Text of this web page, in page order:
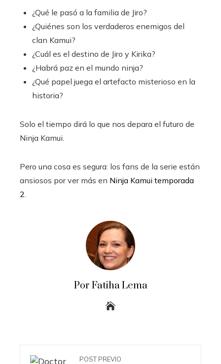
¿Qué le pasó a la familia de Jiro?
¿Quiénes son los verdaderos enemigos del
clan Kamui?
¿Cuál es el destino de Jiro y Kirika?
¿Habrá paz en el mundo ninja?
¿Qué papel juega el artefacto misterioso en la
historia?
Solo el tiempo dirá lo que nos depara el futuro de
Ninja Kamui.
Pero una cosa es segura: los fans de la serie están
ansiosos por ver más en Ninja Kamui temporada
2
Por Fatiha Lema
POST PREVIO